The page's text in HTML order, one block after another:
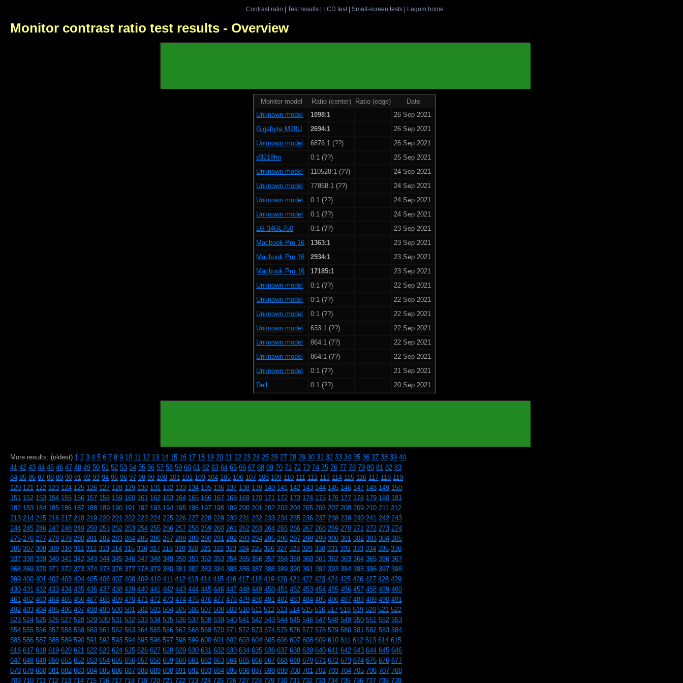
Contrast ratio| Test results| LCD test| Small-screen tests| Lagom home
Monitor contrast ratio test results - Overview
Monitor model Ratio (center) Ratio (edge)
Date
Unknown model
1098:1
26 Sep 2021
Gigabyte M28U
2694:1
26 Sep 2021
Unknown model
6876:1 (??)
26 Sep 2021
d3218hn
0:1 (??)
25 Sep 2021
Unknown model
110528:1 (??)
24 Sep 2021
Unknown model
77868:1 (??)
24 Sep 2021
Unknown model
0:1 (??)
24 Sep 2021
Unknown model
0:1 (??)
24 Sep 2021
LG 34GL750
0:1 (??)
23 Sep 2021
Macbook Pro 16
1363:1
23 Sep 2021
Macbook Pro 16
2934:1
23 Sep 2021
Macbook Pro 16
17185:1
23 Sep 2021
Unknown model
0:1 (??)
22 Sep 2021
Unknown model
0:1 (??)
22 Sep 2021
Unknown model
0:1 (??)
22 Sep 2021
Unknown model
633:1 (??)
22 Sep 2021
Unknown model
864:1 (??)
22 Sep 2021
Unknown model
864:1 (??)
22 Sep 2021
Unknown model
0:1 (??)
21 Sep 2021
Dell
0:1 (??) 20 Sep 2021
More results: (oldest) 1 2 3 4 5 6 7 8 9 10 11 12 13 14 15 16 17 18 19 20 21 22 23 24 25 26 27 28 29 30 31 32 33 34 35 36 37 38 39 40
41 42 43 44 45 46 47 48 49 50 51 52 53 54 55 56 57 58 59 60 61 62 63 64 65 66 67 68 69 70 71 72 73 74 75 76 77 78 79 80 81 82 83
84 85 86 87 88 89 90 91 92 93 94 95 96 97 98 99 100 101 102 103 104 105 106 107 108 109 110 111 112 113 114 115 116 117 118 119
120 121 122 123 124 125 126 127 128 129 130 131 132 133 134 135 136 137 138 139 140 141 142 143 144 145 146 147 148 149 150
151 152 153 154 155 156 157 158 159 160 161 162 163 164 165 166 167 168 169 170 171 172 173 174 175 176 177 178 179 180 181
182 183 184 185 186 187 188 189 190 191 192 193 194 195 196 197 198 199 200 201 202 203 204 205 206 207 208 209 210 211 212
213 214 215 216 217 218 219 220 221 222 223 224 225 226 227 228 229 230 231 232 233 234 235 236 237 238 239 240 241 242 243
244 245 246 247 248 249 250 251 252 253 254 255 256 257 258 259 260 261 262 263 264 265 266 267 268 269 270 271 272 273 274
275 276 277 278 279 280 281 282 283 284 285 286 287 288 289 290 291 292 293 294 295 296 297 298 299 300 301 302 303 304 305
306 307 308 309 310 311 312 313 314 315 316 317 318 319 320 321 322 323 324 325 326 327 328 329 330 331 332 333 334 335 336
337 338 339 340 341 342 343 344 345 346 347 348 349 350 351 352 353 354 355 356 357 358 359 360 361 362 363 364 365 366 367
368 369 370 371 372 373 374 375 376 377 378 379 380 381 382 383 384 385 386 387 388 389 390 391 392 393 394 395 396 397 398
399 400 401 402 403 404 405 406 407 408 409 410 411 412 413 414 415 416 417 418 419 420 421 422 423 424 425 426 427 428 429
430 431 432 433 434 435 436 437 438 439 440 441 442 443 444 445 446 447 448 449 450 451 452 453 454 455 456 457 458 459 460
461 462 463 464 465 466 467 468 469 470 471 472 473 474 475 476 477 478 479 480 481 482 483 484 485 486 487 488 489 490 491
492 493 494 495 496 497 498 499 500 501 502 503 504 505 506 507 508 509 510 511 512 513 514 515 516 517 518 519 520 521 522
523 524 525 526 527 528 529 530 531 532 533 534 535 536 537 538 539 540 541 542 543 544 545 546 547 548 549 550 551 552 553
554 555 556 557 558 559 560 561 562 563 564 565 566 567 568 569 570 571 572 573 574 575 576 577 578 579 580 581 582 583 584
585 586 587 588 589 590 591 592 593 594 595 596 597 598 599 600 601 602 603 604 605 606 607 608 609 610 611 612 613 614 615
616 617 618 619 620 621 622 623 624 625 626 627 628 629 630 631 632 633 634 635 636 637 638 639 640 641 642 643 644 645 646
647 648 649 650 651 652 653 654 655 656 657 658 659 660 661 662 663 664 665 666 667 668 669 670 671 672 673 674 675 676 677
678 679 680 681 682 683 684 685 686 687 688 689 690 691 692 693 694 695 696 697 698 699 700 701 702 703 704 705 706 707 708
709 710 711 712 713 714 715 716 717 718 719 720 721 722 723 724 725 726 727 728 729 730 731 732 733 734 735 736 737 738 739